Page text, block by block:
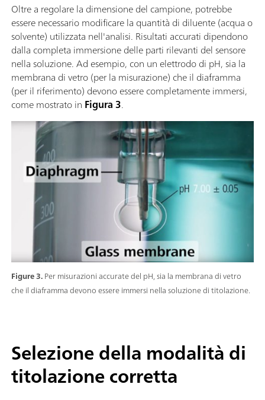
Figure 3.Per misurazioni accurate del pH, sia la membrana di vetro
che il diaframma devono essere immersi nella soluzione di titolazione.
Oltre a regolare la dimensione del campione, potrebbe
essere necessario modificare la quantità di diluente (acqua o
solvente) utilizzata nell'analisi. Risultati accurati dipendono
dalla completa immersione delle parti rilevanti del sensore
nella soluzione. Ad esempio, con un elettrodo di pH, sia la
membrana di vetro (per la misurazione) che il diaframma
(per il riferimento) devono essere completamente immersi,
come mostrato in Figura 3.
Selezione della modalità di
titolazione corretta